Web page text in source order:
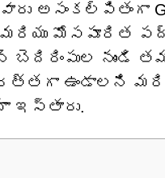
అసంకల్పితంగా
మోసపూరిత
నుండి
ఉండాలని
ఇస్తారు.